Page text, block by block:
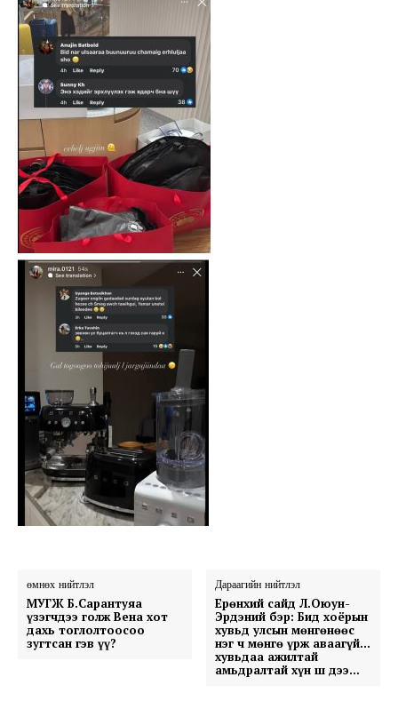
өмнөх нийтлэл
МУГЖ Б.Сарантуяа
үзэгчдээ голж Вена хот
дахь тоглолтоосоо
зугтсан гэв үү?
Дараагийн нийтлэл
Ерөнхий сайд Л.Оюун-
Эрдэний бэр: Бид хоёрын
хувьд улсын мөнгөнөөс
нэг ч мөнгө үрж аваагүй…
хувьдаа ажилтай
амьдралтай хүн ш дээ…